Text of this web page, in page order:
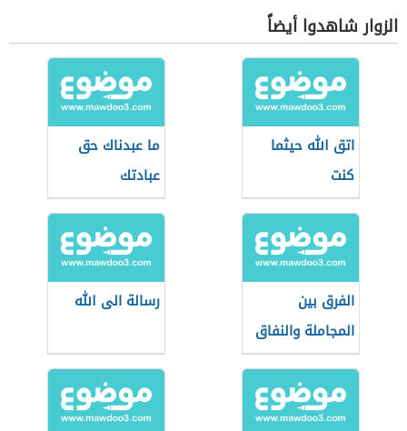
الزوار شاهدوا أيضاً
اتق الله حيثما
كنت
ما عبدناك حق
عبادتك
الفرق بين
المجاملة والنفاق
رسالة الى الله